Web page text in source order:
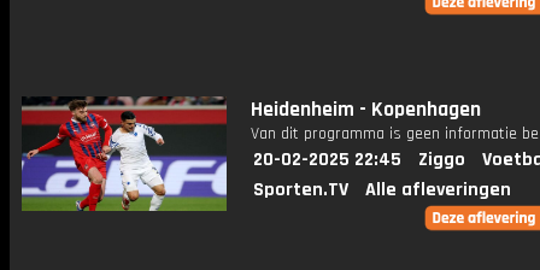
Heidenheim - Kopenhagen
Van dit programma is geen informatie
20-02-2025 22:45 Ziggo
Sporten.TV
Alle afleveringen